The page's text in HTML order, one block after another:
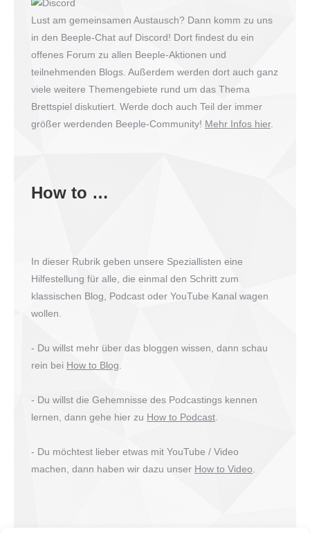
Lust am gemeinsamen Austausch? Dann komm zu uns
in den Beeple-Chat auf Discord! Dort findest du ein
offenes Forum zu allen Beeple-Aktionen und
teilnehmenden Blogs. Außerdem werden dort auch ganz
viele weitere Themengebiete rund um das Thema
Brettspiel diskutiert. Werde doch auch Teil der immer
größer werdenden Beeple-Community! Mehr Infos hier.
How to …
In dieser Rubrik geben unsere Speziallisten eine
Hilfestellung für alle, die einmal den Schritt zum
klassischen Blog, Podcast oder YouTube Kanal wagen
wollen.
- Du willst mehr über das bloggen wissen, dann schau
rein bei How to Blog.
- Du willst die Gehemnisse des Podcastings kennen
lernen, dann gehe hier zu How to Podcast.
- Du möchtest lieber etwas mit YouTube / Video
machen, dann haben wir dazu unser How to Video.